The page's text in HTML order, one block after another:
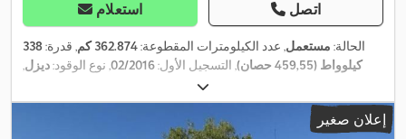
استعلام اتصل
الحالة: مستعمل, عدد الكيلومترات المقطوعة:362.874 كم , قدرة:338
كيلوواط (459,55 حصان)
, التسجيل الأول:02/2016, نوع الوقود:ديزل,
التروس:تلقائي, فئة الانبعاثات:يورو 6 , سنة الصنع:2016 ,
إعلان صغير